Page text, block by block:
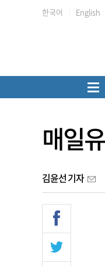
한국어 English
매일
김윤선 기자